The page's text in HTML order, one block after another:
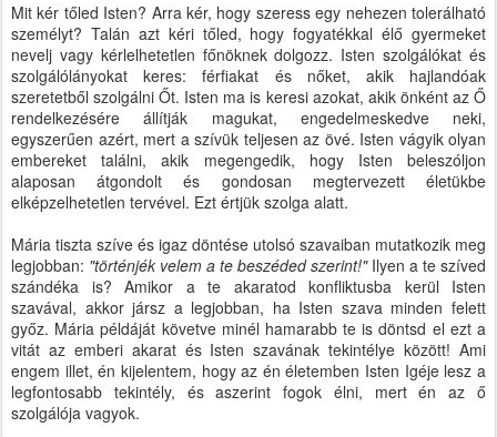
Mit kér tőled Isten? Arra kér, hogy szeress egy nehezen tolerálható
személyt? Talán azt kéri tőled, hogy fogyatékkal élő gyermeket
nevelj vagy kérlelhetetlen főnöknek dolgozz. Isten szolgálókat és
szolgálólányokat keres: férfiakat és nőket, akik hajlandóak
szeretetből szolgálni Őt. Isten ma is keresi azokat, akik önként az Ő
rendelkezésére állítják magukat, engedelmeskedve neki,
egyszerűen azért, mert a szívük teljesen az övé. Isten vágyik olyan
embereket találni, akik megengedik, hogy Isten beleszóljon
alaposan átgondolt és gondosan megtervezett életükbe
elképzelhetetlen tervével. Ezt értjük szolga alatt.
Mária tiszta szíve és igaz döntése utolsó szavaiban mutatkozik meg
legjobban: "történjék velem a te beszéded szerint!"Ilyen a te szíved
szándéka is? Amikor a te akaratod konfliktusba kerül Isten
szavával, akkor jársz a legjobban, ha Isten szava minden felett
győz. Mária példáját követve minél hamarabb te is döntsd el ezt a
vitát az emberi akarat és Isten szavának tekintélye között! Ami
engem illet, én kijelentem, hogy az én életemben Isten Igéje lesz a
legfontosabb tekintély, és aszerint fogok élni, mert én az ő
szolgálója vagyok.